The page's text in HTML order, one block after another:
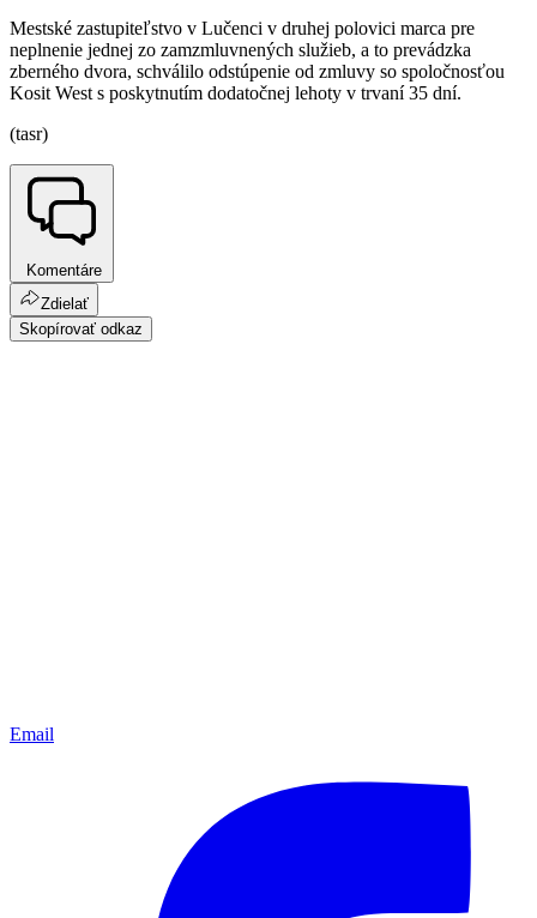
Mestské zastupiteľstvo v Lučenci v druhej polovici marca pre
neplnenie jednej zo zamzmluvnených služieb, a to prevádzka
zberného dvora, schválilo odstúpenie od zmluvy so spoločnosťou
Kosit West s poskytnutím dodatočnej lehoty v trvaní 35 dní.
(tasr)
Komentáre
Zdielať
Skopírovať odkaz
Email